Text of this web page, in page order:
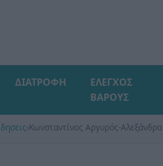
ΔΙΑΤΡΟΦΗ
ΕΛΕΓΧΟΣ
ΒΑΡΟΥΣ
›Κωνσταντίνος Αργυρός-